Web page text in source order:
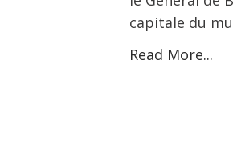
capitale du
Read More...